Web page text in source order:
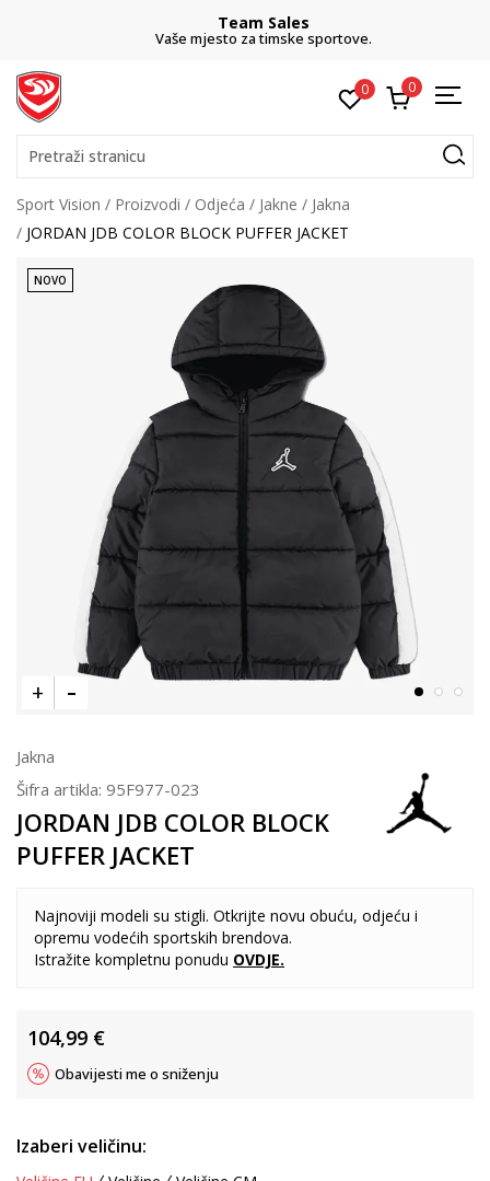
Team Sales
Vaše mjesto za timske sportove.
0 0
Pretraži stranicu
Sport Vision Proizvodi Odjeća Jakne
Jakna
JORDAN JDB COLOR BLOCK PUFFER JACKET
NOVO
Jakna
Šifra artikla: 95F977-023
JORDAN JDB COLOR BLOCK
PUFFER JACKET
Najnoviji modeli su stigli. Otkrijte novu obuću, odjeću i
opremu vodećih sportskih brendova.
Istražite kompletnu ponudu OVDJE.
104,99 €
Obavijesti me o sniženju
Izaberi veličinu: